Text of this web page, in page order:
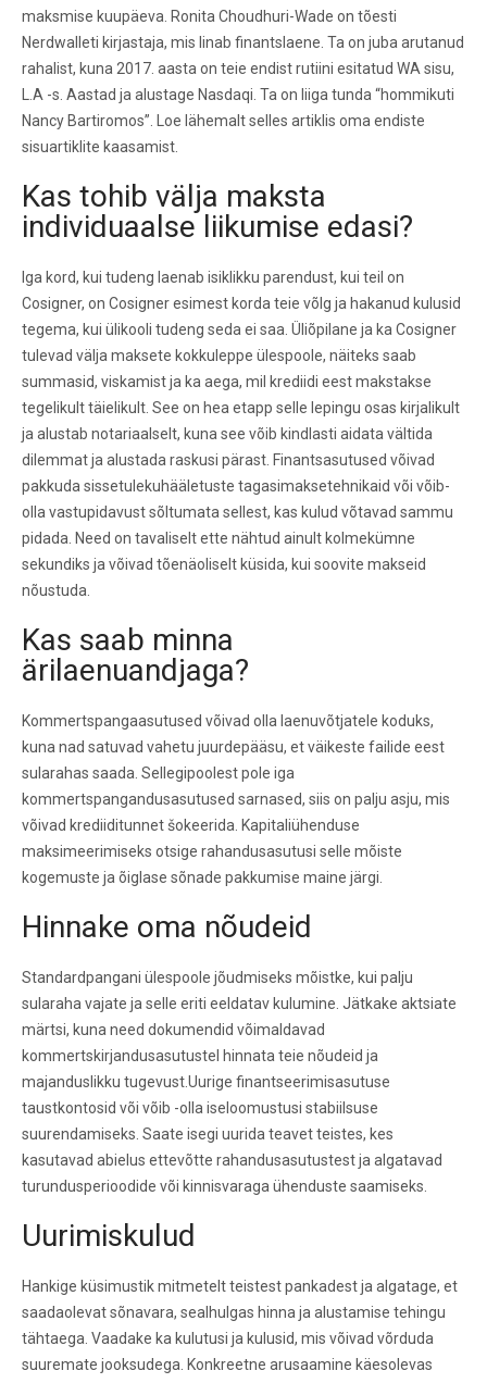
maksmise kuupäeva. Ronita Choudhuri-Wade on tõesti
Nerdwalleti kirjastaja, mis linab finantslaene. Ta on juba arutanud
rahalist, kuna 2017. aasta on teie endist rutiini esitatud WA sisu,
L.A -s. Aastad ja alustage Nasdaqi. Ta on liiga tunda “hommikuti
Nancy Bartiromos”. Loe lähemalt selles artiklis oma endiste
sisuartiklite kaasamist.
Kas tohib välja maksta
individuaalse liikumise edasi?
Iga kord, kui tudeng laenab isiklikku parendust, kui teil on
Cosigner, on Cosigner esimest korda teie võlg ja hakanud kulusid
tegema, kui ülikooli tudeng seda ei saa. Üliõpilane ja ka Cosigner
tulevad välja maksete kokkuleppe ülespoole, näiteks saab
summasid, viskamist ja ka aega, mil krediidi eest makstakse
tegelikult täielikult. See on hea etapp selle lepingu osas kirjalikult
ja alustab notariaalselt, kuna see võib kindlasti aidata vältida
dilemmat ja alustada raskusi pärast. Finantsasutused võivad
pakkuda sissetulekuhääletuste tagasimaksetehnikaid või võib-
olla vastupidavust sõltumata sellest, kas kulud võtavad sammu
pidada. Need on tavaliselt ette nähtud ainult kolmekümne
sekundiks ja võivad tõenäoliselt küsida, kui soovite makseid
nõustuda.
Kas saab minna
ärilaenuandjaga?
Kommertspangaasutused võivad olla laenuvõtjatele koduks,
kuna nad satuvad vahetu juurdepääsu, et väikeste failide eest
sularahas saada. Sellegipoolest pole iga
kommertspangandusasutused sarnased, siis on palju asju, mis
võivad krediiditunnet šokeerida. Kapitaliühenduse
maksimeerimiseks otsige rahandusasutusi selle mõiste
kogemuste ja õiglase sõnade pakkumise maine järgi.
Hinnake oma nõudeid
Standardpangani ülespoole jõudmiseks mõistke, kui palju
sularaha vajate ja selle eriti eeldatav kulumine. Jätkake aktsiate
märtsi, kuna need dokumendid võimaldavad
kommertskirjandusasutustel hinnata teie nõudeid ja
majanduslikku tugevust.Uurige finantseerimisasutuse
taustkontosid või võib -olla iseloomustusi stabiilsuse
suurendamiseks. Saate isegi uurida teavet teistes, kes
kasutavad abielus ettevõtte rahandusasutustest ja algatavad
turundusperioodide või kinnisvaraga ühenduste saamiseks.
Uurimiskulud
Hankige küsimustik mitmetelt teistest pankadest ja algatage, et
saadaolevat sõnavara, sealhulgas hinna ja alustamise tehingu
tähtaega. Vaadake ka kulutusi ja kulusid, mis võivad võrduda
suuremate jooksudega. Konkreetne arusaamine käesolevas